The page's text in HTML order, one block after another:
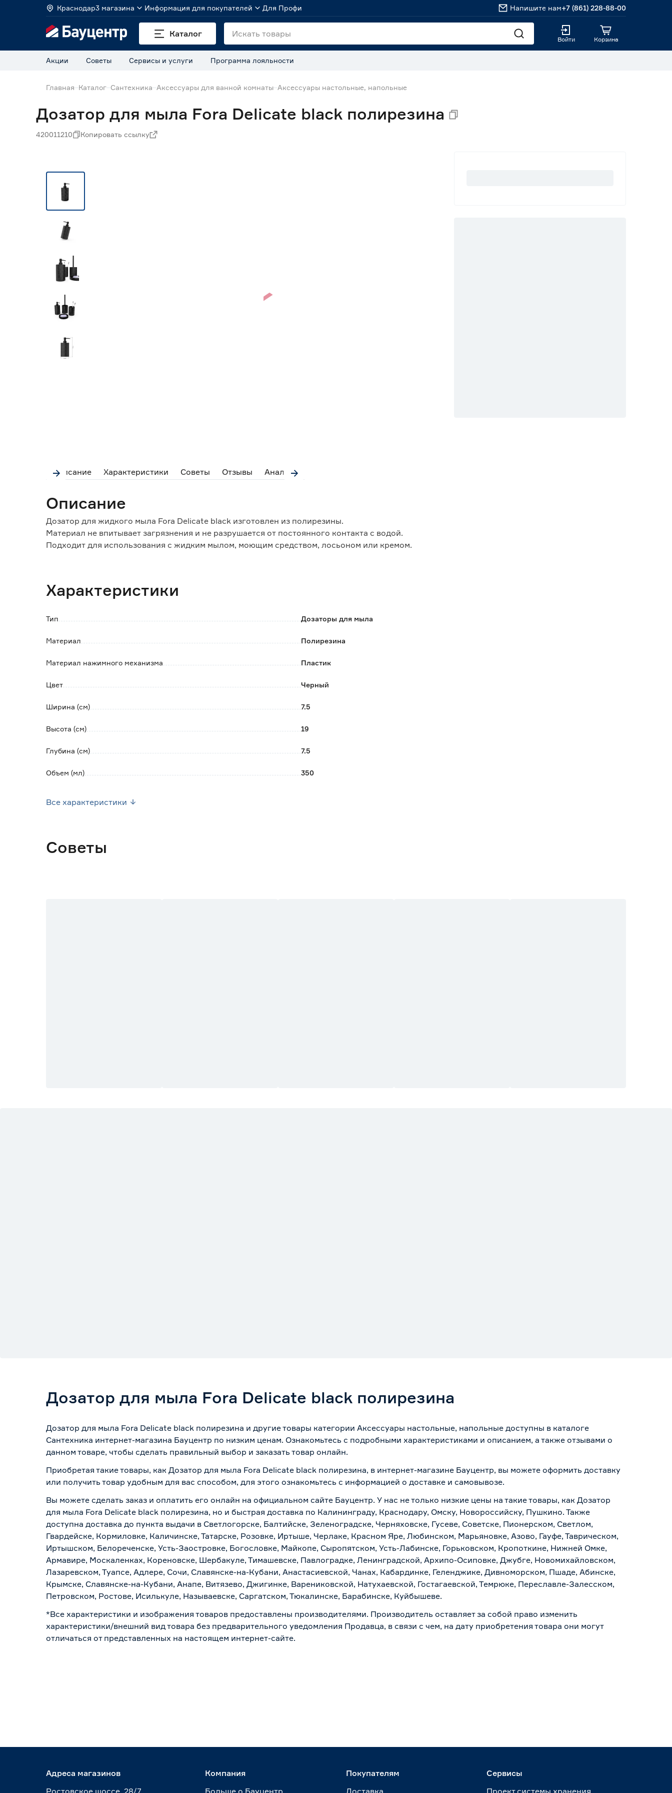
Краснодар3 магазина Информация для покупателей Для Профи Напишите нам+7 (861) 228-88-00
Каталог
Войти Корзина
Акции Советы Сервисы и услуги Программа лояльности
Главная Каталог Сантехника Аксессуары для ванной комнаты Аксессуары настольные, напольные
Дозатор для мыла Fora Delicate black полирезина
420011210 Копировать ссылку
Описание Характеристики Советы Отзывы Аналоги
Описание
Дозатор для жидкого мыла Fora Delicate black изготовлен из полирезины.
Материал не впитывает загрязнения и не разрушается от постоянного контакта с водой.
Подходит для использования с жидким мылом, моющим средством, лосьоном или кремом.
Характеристики
Тип Дозаторы для мыла
Материал Полирезина
Материал нажимного механизма Пластик
Цвет Черный
Ширина (см) 7.5
Высота (см) 19
Глубина (см) 7.5
Объем (мл) 350
Все характеристики
Советы
Дозатор для мыла Fora Delicate black полирезина
Дозатор для мыла Fora Delicate black полирезина и другие товары категории Аксессуары настольные, напольные доступны в каталоге
Сантехника интернет-магазина Бауцентр по низким ценам. Ознакомьтесь с подробными характеристиками и описанием, а также отзывами о
данном товаре, чтобы сделать правильный выбор и заказать товар онлайн.
Приобретая такие товары, как Дозатор для мыла Fora Delicate black полирезина, в интернет-магазине Бауцентр, вы можете оформить доставку
или получить товар удобным для вас способом, для этого ознакомьтесь с информацией о доставке и самовывозе.
Вы можете сделать заказ и оплатить его онлайн на официальном сайте Бауцентр. У нас не только низкие цены на такие товары, как Дозатор
для мыла Fora Delicate black полирезина, но и быстрая доставка по Калининграду, Краснодару, Омску, Новороссийску, Пушкино. Также
доступна доставка до пункта выдачи в Светлогорске, Балтийске, Зеленоградске, Черняховске, Гусеве, Советске, Пионерском, Светлом,
Гвардейске, Кормиловке, Каличинске, Татарске, Розовке, Иртыше, Черлаке, Красном Яре, Любинском, Марьяновке, Азово, Гауфе, Таврическом,
Иртышском, Белореченске, Усть-Заостровке, Богословке, Майкопе, Сыропятском, Усть-Лабинске, Горьковском, Кропоткине, Нижней Омке,
Армавире, Москаленках, Кореновске, Шербакуле, Тимашевске, Павлоградке, Ленинградской, Архипо-Осиповке, Джубге, Новомихайловском,
Лазаревском, Туапсе, Адлере, Сочи, Славянске-на-Кубани, Анастасиевской, Чанах, Кабардинке, Геленджике, Дивноморском, Пшаде, Абинске,
Крымске, Славянске-на-Кубани, Анапе, Витязево, Джигинке, Варениковской, Натухаевской, Гостагаевской, Темрюке, Переславле-Залесском,
Петровском, Ростове, Исилькуле, Называевске, Саргатском, Тюкалинске, Барабинске, Куйбышеве.
*Все характеристики и изображения товаров предоставлены производителями. Производитель оставляет за собой право изменить
характеристики/внешний вид товара без предварительного уведомления Продавца, в связи с чем, на дату приобретения товара они могут
отличаться от представленных на настоящем интернет-сайте.
Адреса магазинов
Ростовское шоссе, 28/7
Компания
Больше о Бауцентр
Покупателям
Доставка
Сервисы
Проект системы хранения.